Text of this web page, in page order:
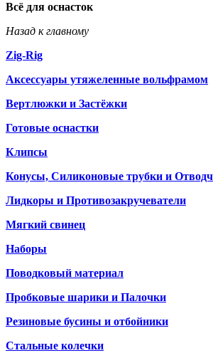
Всё для оснасток
Назад к главному
Zig-Rig
Аксессуары утяжеленные вольфрамом
Вертлюжки и Застёжки
Готовые оснастки
Клипсы
Конусы, Силиконовые трубки и
Лидкоры и Противозакручеватели
Мягкий свинец
Наборы
Поводковый материал
Пробковые шарики и Палочки
Резиновые бусины и отбойники
Стальные колечки